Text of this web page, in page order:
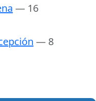
— 16
— 8